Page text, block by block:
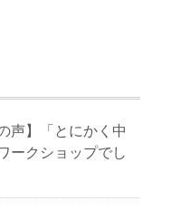
声】「とにかく中
ークショップでし